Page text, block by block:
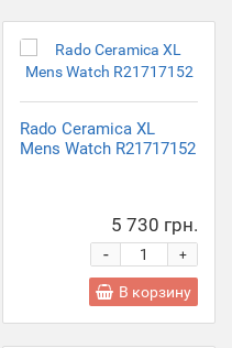
Rado Ceramica XL
Mens Watch R21717152
5 730 грн.
+
-
В корзину